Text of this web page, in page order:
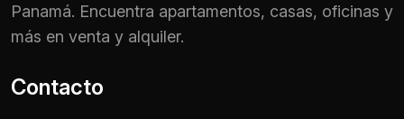
Panamá. Encuentra apartamentos, casas, oficinas y
más en venta y alquiler.
Contacto